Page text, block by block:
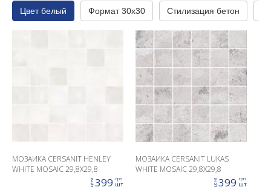
Цвет белый Формат 30x30 Стилизация бетон
МОЗАИКА CERSANIT HENLEY
WHITE MOSAIC 29,8X29,8
цена399 грн
шт
МОЗАИКА CERSANIT LUKAS
WHITE MOSAIC 29,8X29,8
цена399 грн
шт